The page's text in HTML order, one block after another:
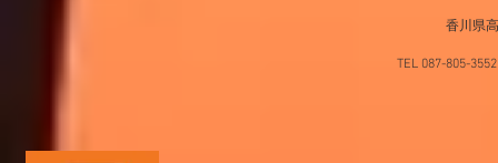
香川県
TEL 087-805-